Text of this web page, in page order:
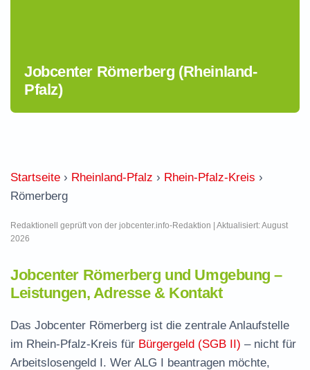
Jobcenter Römerberg (Rheinland-
Pfalz)
Startseite › Rheinland-Pfalz › Rhein-Pfalz-Kreis ›
Römerberg
Redaktionell geprüft von der jobcenter.info-Redaktion | Aktualisiert: August
2026
Jobcenter Römerberg und Umgebung –
Leistungen, Adresse & Kontakt
Das Jobcenter Römerberg ist die zentrale Anlaufstelle
im Rhein-Pfalz-Kreis für Bürgergeld (SGB II) – nicht für
Arbeitslosengeld I. Wer ALG I beantragen möchte,